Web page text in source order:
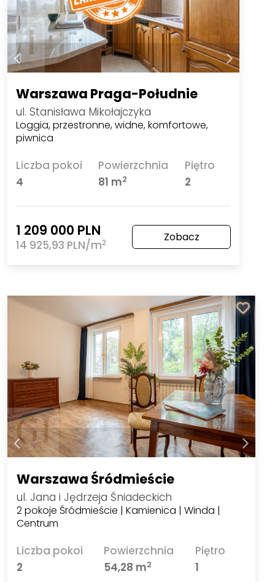
Warszawa Praga-Południe
ul. Stanisława Mikołajczyka
Loggia, przestronne, widne, komfortowe,
piwnica
Liczba pokoi
4
Powierzchnia
81 m2
Piętro
2
1 209 000 PLN
14 925,93 PLN/m2 Zobacz
Warszawa Śródmieście
ul. Jana i Jędrzeja Śniadeckich
2 pokoje Śródmieście | Kamienica | Winda |
Centrum
Liczba pokoi
2
Powierzchnia
54,28 m2
Piętro
1